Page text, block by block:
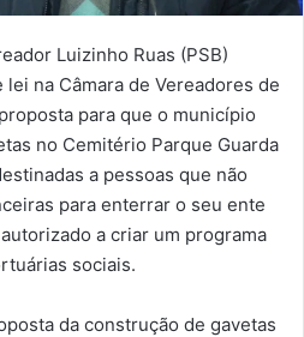
Luizinho Ruas (PSB)
na Câmara de Vereadores de
para que o município
no Cemitério Parque Guarda
a pessoas que não
para enterrar o seu ente
a criar um programa
sociais.
da construção de gavetas